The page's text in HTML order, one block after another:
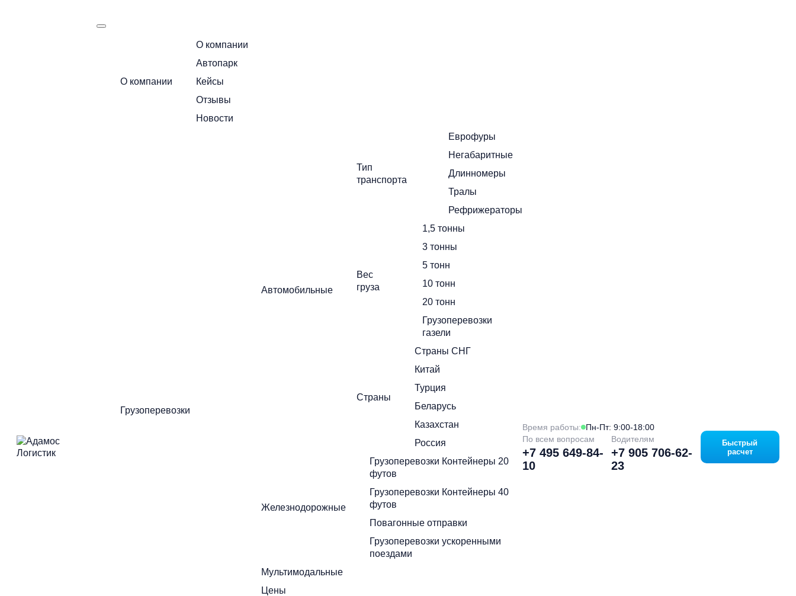
О компании
О компании
Автопарк
Кейсы
Отзывы
Новости
Грузоперевозки
Автомобильные
Тип
транспорта
Еврофуры
Негабаритные
Длинномеры
Тралы
Рефрижераторы
Вес
груза
1,5 тонны
3 тонны
5 тонн
10 тонн
20 тонн
Грузоперевозки
газели
Страны
Страны СНГ
Китай
Турция
Беларусь
Казахстан
Россия
Железнодорожные
Грузоперевозки Контейнеры 20
футов
Грузоперевозки Контейнеры 40
футов
Повагонные отправки
Грузоперевозки ускоренными
поездами
Мультимодальные
Цены
Время работы: Пн-Пт: 9:00-18:00
По всем вопросам
+7 495 649-84-
10
Водителям
+7 905 706-62-
23
Быстрый
расчет
Нажимая на кнопку отправить Вы соглашаетесь с
есть
Маршрут следования:
Москва — Санкт-Петербург
Позвоните по бесплатному номеру и уточните стоимость